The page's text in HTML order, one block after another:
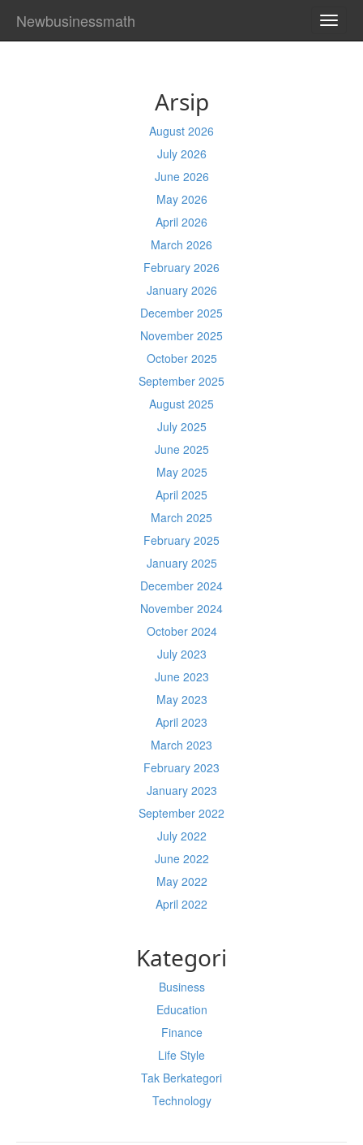
Newbusinessmath
Arsip
August 2026
July 2026
June 2026
May 2026
April 2026
March 2026
February 2026
January 2026
December 2025
November 2025
October 2025
September 2025
August 2025
July 2025
June 2025
May 2025
April 2025
March 2025
February 2025
January 2025
December 2024
November 2024
October 2024
July 2023
June 2023
May 2023
April 2023
March 2023
February 2023
January 2023
September 2022
July 2022
June 2022
May 2022
April 2022
Kategori
Business
Education
Finance
Life Style
Tak Berkategori
Technology